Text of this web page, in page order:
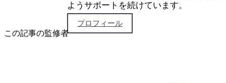
ようサポートを続けています。
プロフィール
この記事の監修者